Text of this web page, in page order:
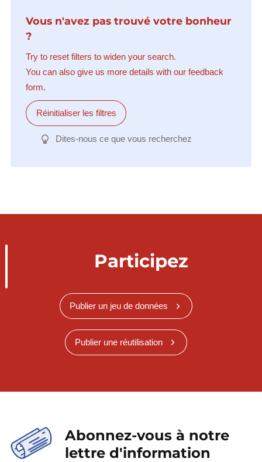
Vous n'avez pas trouvé votre bonheur
?
Try to reset filters to widen your search.
You can also give us more details with our feedback
form.
Réinitialiser les filtres
Dites-nous ce que vous recherchez
Participez
Publier un jeu de données
Publier une réutilisation
Abonnez-vous à notre
lettre d'information